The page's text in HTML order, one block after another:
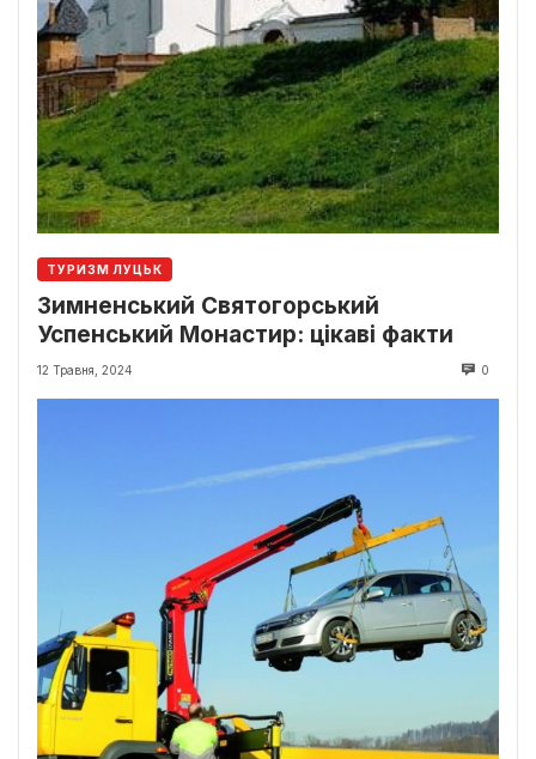
ТУРИЗМ ЛУЦЬК
Зимненський Святогорський
Успенський Монастир: цікаві факти
12 Травня, 2024 0